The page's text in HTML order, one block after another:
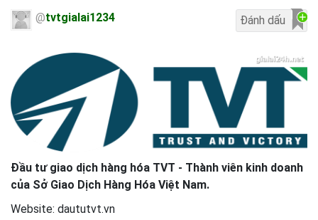
@tvtgialai1234
Đầu tư giao dịch hàng hóa TVT - Thành viên kinh doanh
của Sở Giao Dịch Hàng Hóa Việt Nam.
Website: daututvt.vn